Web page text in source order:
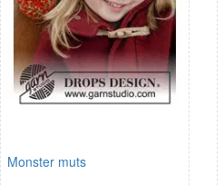
Monster muts